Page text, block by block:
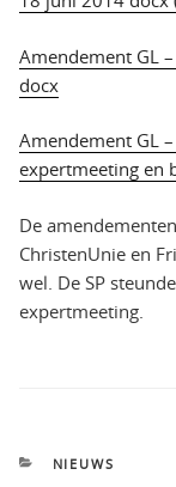
Amendement GL
docx
Amendement GL
expertmeeting en
De
ChristenUnie en
wel. De SP
expertmeeting.
CATEGORIEËN
NIEUWS